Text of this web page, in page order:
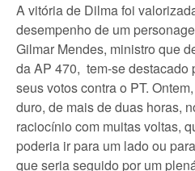
A vitória de Dilma foi
desempenho de um
Gilmar Mendes, ministro que
da AP 470, tem-se destacado
seus votos contra o PT.
duro, de mais de duas horas,
raciocínio com muitas voltas,
poderia ir para um lado ou
que seria seguido por um